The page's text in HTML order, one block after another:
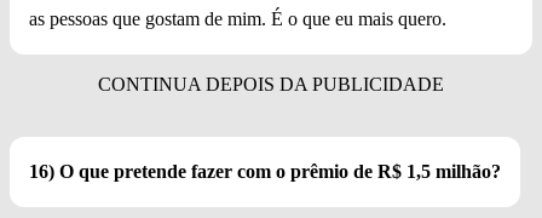
as pessoas que gostam de mim. É o que eu mais quero.
16) O que pretende fazer com o prêmio de R$ 1,5 milhão?